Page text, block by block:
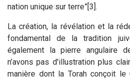
nation unique sur terre”[3].
La création, la révélation et la
fondamental de la tradition
également la pierre angulaire
n’avons pas d'illustration plus
manière dont la Torah conçoit le